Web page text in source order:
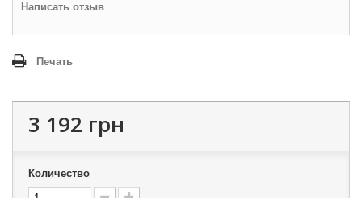
Написать отзыв
Печать
3 192 грн
Количество